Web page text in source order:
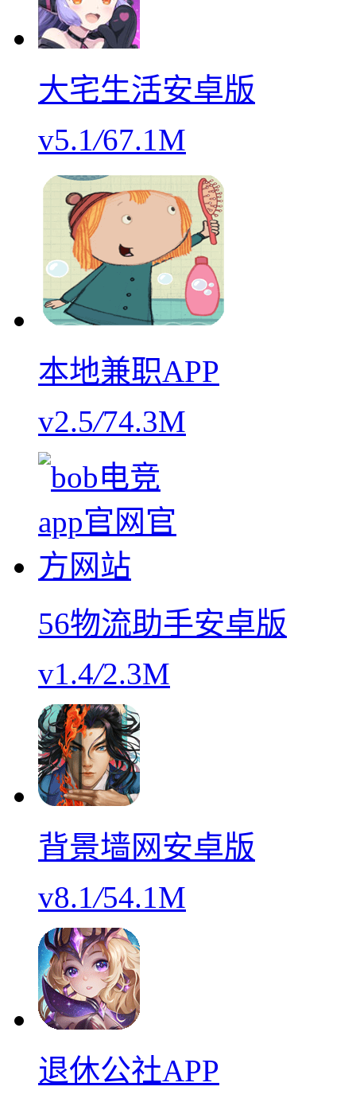
大宅生活安卓版
v5.1/67.1M
本地兼职APP
v2.5/74.3M
56物流助手安卓版
v1.4/2.3M
背景墙网安卓版
v8.1/54.1M
退休公社APP